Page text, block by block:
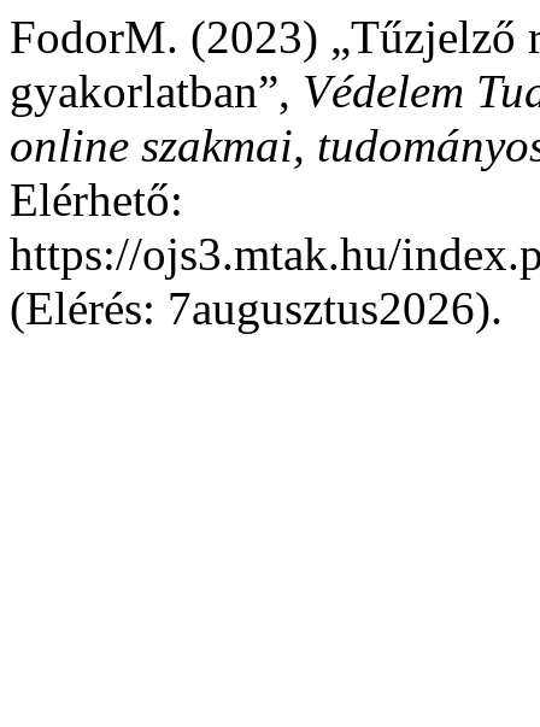
FodorM. (2023) „Tűzjelző
gyakorlatban”, Védelem
online szakmai,
Elérhető:
https://ojs3.mtak.hu/
(Elérés: 7augusztus2026).